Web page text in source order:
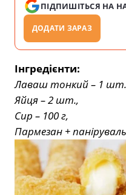
ПІДПИШІТЬСЯ НА
ДОДАТИ ЗАРАЗ
Інгредієнти:
Лаваш тонкий – 1
Яйця – 2 шт.,
Сир – 100 г,
Пармезан +